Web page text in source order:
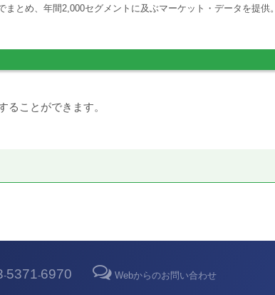
まとめ、年間2,000セグメントに及ぶマーケット・データを提供。
ことができます。
-5371-6970 Webからのお問い合わせ